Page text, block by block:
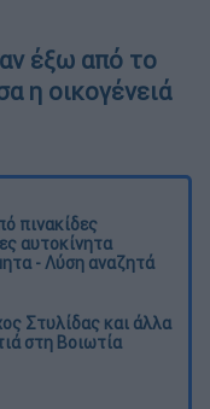
έξω από το
η οικογένειά
πινακίδες
αυτοκίνητα
- Λύση αναζητά
Στυλίδας και άλλα
στη Βοιωτία